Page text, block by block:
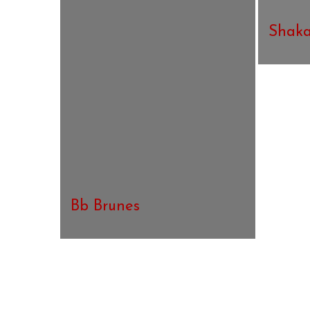
Bb Brunes